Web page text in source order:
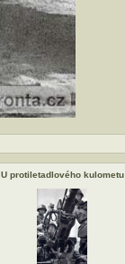
U protiletadlového kulometu